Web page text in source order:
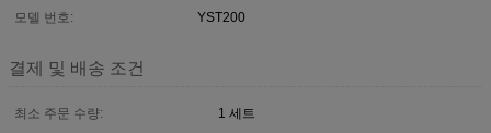
모델 번호:
YST200
결제 및 배송 조건
최소 주문 수량:
1 세트